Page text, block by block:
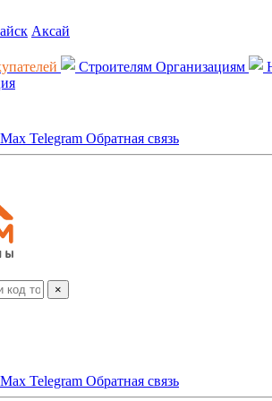
Аксай
Строителям Организациям
Max Telegram Обратная связь
×
Max Telegram Обратная связь